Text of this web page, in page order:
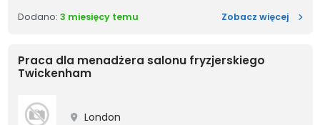
Dodano: 3 miesięcy temu Zobacz więcejSales
Praca dla menadżera salonu fryzjerskiego
Twickenham
London